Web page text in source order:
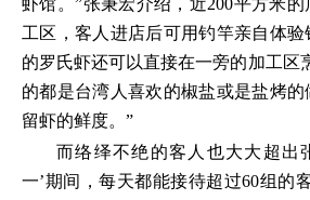
虾馆。”张秉宏介绍，近200平方米
工区，客人进店后可用钓竿亲自体
的罗氏虾还可以直接在一旁的加工区
的都是台湾人喜欢的椒盐或是盐烤
留虾的鲜度。”
而络绎不绝的客人也大大超出
一’期间，每天都能接待超过60组的